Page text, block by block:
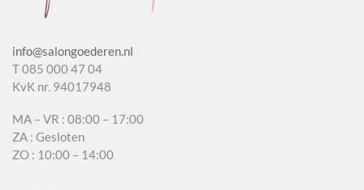
info@salongoederen.nl
T 085 000 47 04
KvK nr. 94017948
MA – VR : 08:00 – 17:00
ZA : Gesloten
ZO : 10:00 – 14:00